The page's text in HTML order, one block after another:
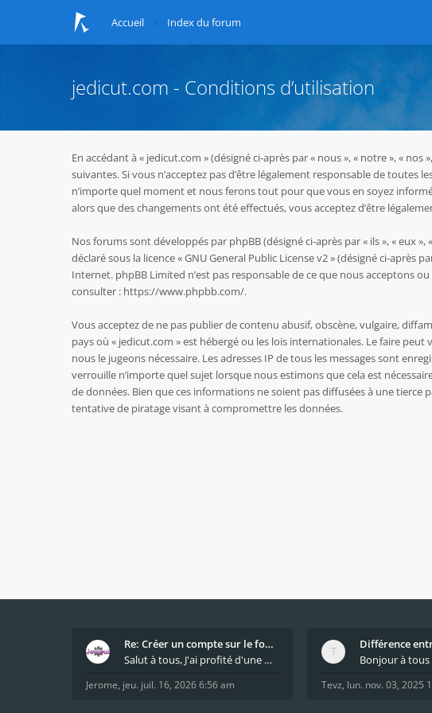
Accueil Index du forum
jedicut.com - Conditions d’utilisation
En accédant à « jedicut.com » (désigné ci-après par « nous », « notre », «
suivantes. Si vous n’acceptez pas d’être légalement responsable de toutes
n’importe quel moment et nous ferons tout pour que vous en soyez
alors que des changements ont été effectués, vous acceptez d’être
Nos forums sont développés par phpBB (désigné ci-après par « ils », « eux
déclaré sous la licence «GNU General Public License v2» (désigné ci-après
Internet. phpBB Limited n’est pas responsable de ce que nous acceptons
consulter : https://www.phpbb.com/.
Vous acceptez de ne pas publier de contenu abusif, obscène, vulgaire,
pays où « jedicut.com » est hébergé ou les lois internationales. Le faire
nous le jugeons nécessaire. Les adresses IP de tous les messages sont
verrouille n’importe quel sujet lorsque nous estimons que cela est
de données. Bien que ces informations ne soient pas diffusées à une
tentative de piratage visant à compromettre les données.
Re: Créer un compte sur le forum / Create forum us
Salut à tous, J'ai profité d'une mise à jour du s
Jerome, jeu. juil. 16, 2026 6:56 am Tevz, lun. nov. 03, 2025